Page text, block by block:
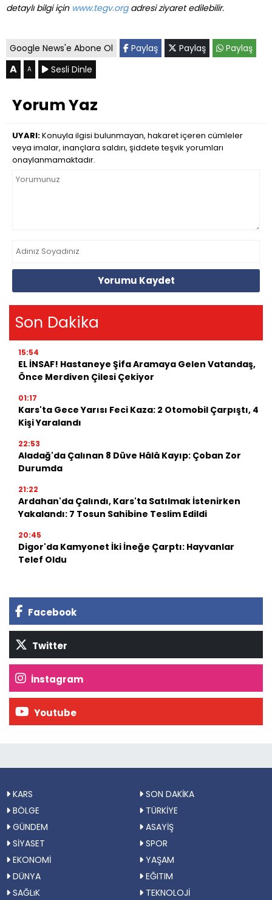
detaylı bilgi için www.tegv.orgadresi ziyaret edilebilir.
Google News'e Abone Ol Paylaş Paylaş Paylaş
A A Sesli Dinle
Yorum Yaz
UYARI:Konuyla ilgisi bulunmayan, hakaret içeren cümleler
veya imalar, inançlara saldırı, şiddete teşvik yorumları
onaylanmamaktadır.
Yorumu Kaydet
Son Dakika
15:54
EL İNSAF! Hastaneye Şifa Aramaya Gelen Vatandaş,
Önce Merdiven Çilesi Çekiyor
01:17
Kars'ta Gece Yarısı Feci Kaza: 2 Otomobil Çarpıştı, 4
Kişi Yaralandı
22:53
Aladağ'da Çalınan 8 Düve Hâlâ Kayıp: Çoban Zor
Durumda
21:22
Ardahan'da Çalındı, Kars'ta Satılmak İstenirken
Yakalandı: 7 Tosun Sahibine Teslim Edildi
20:45
Digor'da Kamyonet İki İneğe Çarptı: Hayvanlar
Telef Oldu
Facebook
Twitter
İnstagram
Youtube
KARS
SON DAKİKA
BÖLGE
TÜRKİYE
GÜNDEM
ASAYİŞ
SİYASET
SPOR
EKONOMİ
YAŞAM
DÜNYA
EĞITIM
SAĞLıK
TEKNOLOJİ